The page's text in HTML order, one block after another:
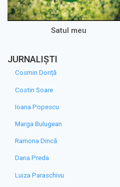
Satul meu
JURNALIȘTI
Cosmin Doriță
Costin Soare
Ioana Popescu
Marga Bulugean
Ramona Dincă
Dana Preda
Luiza Paraschivu